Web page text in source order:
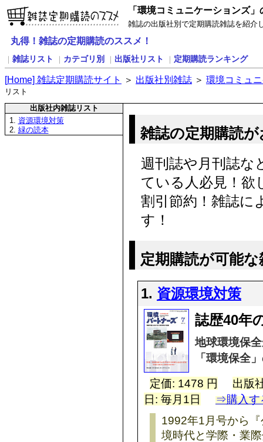
「環境コミュニケーションズ
雑誌の出版社別で定期購読雑誌を紹介
丸得！雑誌の定期購読のススメ！
雑誌リスト カテゴリ別 出版社リスト 定期購読ランキング
[Home] 雑誌定期購読サイト ＞ 出版社別雑誌 ＞ 環境コミュ
リスト
出版社内雑誌リスト
1. 資源環境対策
2. 緑の読本 雑誌の定期購読
週刊誌や月刊誌な
ている人必見！欲
割引節約！雑誌に
す！
定期購読が可能
1. 資源環境対策
誌歴40年
地球環境保
「環境保全
定価: 1478 円
出版
日: 毎月1日
⇒購入す
1992年1月号から
境時代と学際・業